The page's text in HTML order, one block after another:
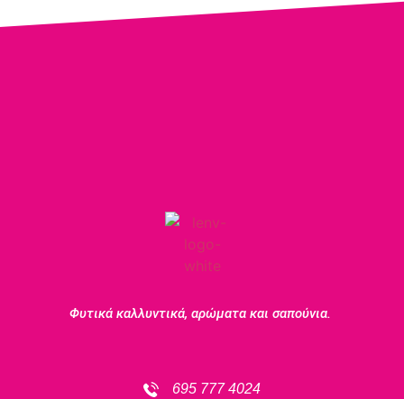
Φυτικά καλλυντικά, αρώματα και σαπούνια.
695 777 4024